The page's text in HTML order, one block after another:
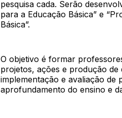
pesquisa cada. Serão
para a Educação Básica” e
Básica”.
O objetivo é formar
projetos, ações e produção
implementação e avaliação de
aprofundamento do ensino e